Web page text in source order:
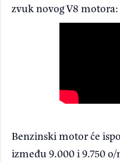
zvuk novog V8 motora:
Benzinski motor će
između 9.000 i 9.750